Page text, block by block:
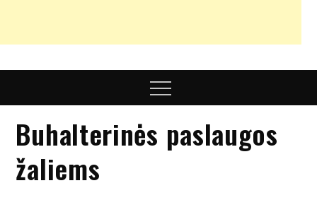
Menu
Buhalterinės paslaugos
žaliems